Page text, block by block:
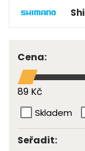
Cena:
89 Kč
Skladem
Seřadit: